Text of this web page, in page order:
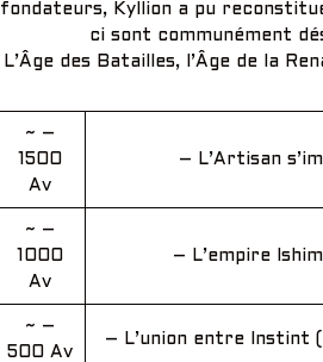
fondateurs, Kyllion a pu
ci sont communément
L’Âge des Batailles, l’Âge de la
~ –
1500
Av
– L’Artisan
~ –
1000
Av
– L’empire
~ –
500 Av
– L’union entre Instint